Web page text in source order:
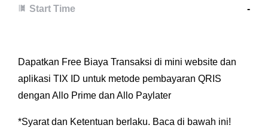
Start Time -
Dapatkan Free Biaya Transaksi di mini website dan
aplikasi TIX ID untuk metode pembayaran QRIS
dengan Allo Prime dan Allo Paylater
*Syarat dan Ketentuan berlaku. Baca di bawah ini!